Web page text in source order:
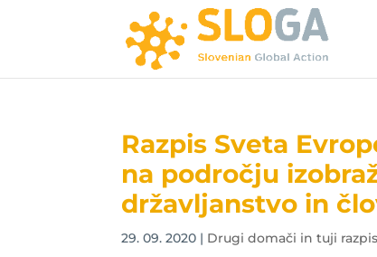
Razpis Sveta
na področju
državljanstvo in
29. 09. 2020 | Drugi domači in tuji